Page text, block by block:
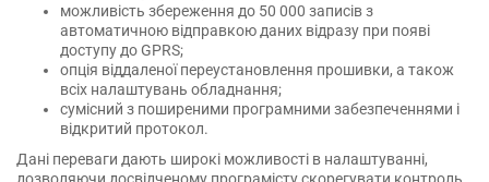
можливість збереження до 50 000 записів з
автоматичною відправкою даних відразу при появі
доступу до GPRS;
опція віддаленої переустановлення прошивки, а також
всіх налаштувань обладнання;
сумісний з поширеними програмними забезпеченнями і
відкритий протокол.
Дані переваги дають широкі можливості в налаштуванні,